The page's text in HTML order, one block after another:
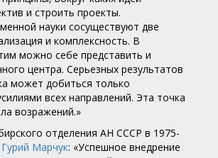
и строить проекты.
науки сосуществуют две
и комплексность. В
можно себе представить и
центра. Серьезных результатов
может добиться только
всех направлений. Эта точка
возражений.»
отделения АН СССР в 1975-
Гурий Марчук: «Успешное внедрение